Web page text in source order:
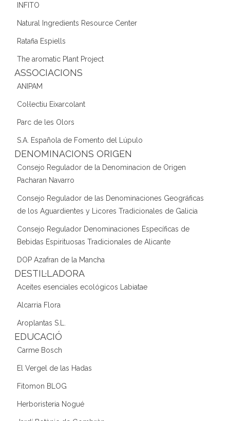
INFITO
Natural Ingredients Resource Center
Ratafia Espiells
The aromatic Plant Project
ASSOCIACIONS
ANIPAM
Col·lectiu Eixarcolant
Parc de les Olors
S.A. Española de Fomento del Lúpulo
DENOMINACIONS ORIGEN
Consejo Regulador de la Denominacion de Origen
Pacharan Navarro
Consejo Regulador de las Denominaciones Geográficas
de los Aguardientes y Licores Tradicionales de Galicia
Consejo Regulador Denominaciones Específicas de
Bebidas Espirituosas Tradicionales de Alicante
DOP Azafran de la Mancha
DESTIL·LADORA
Aceites esenciales ecológicos Labiatae
Alcarria Flora
Aroplantas S.L.
EDUCACIÓ
Carme Bosch
El Vergel de las Hadas
Fitomon BLOG
Herboristeria Nogué